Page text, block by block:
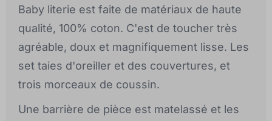
Baby literie est faite de matériaux de haute
qualité, 100% coton. C'est de toucher très
agréable, doux et magnifiquement lisse. Les
set taies d'oreiller et des couvertures, et
trois morceaux de coussin.
Une barrière de pièce est matelassé et les